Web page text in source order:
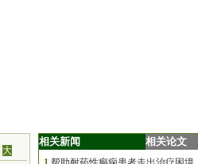
大
相关新闻 相关论文